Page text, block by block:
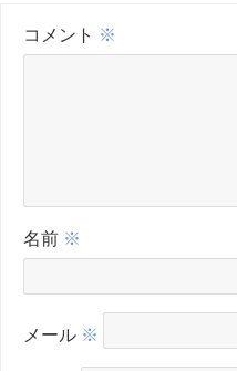
コメント ※
名前 ※
メール ※